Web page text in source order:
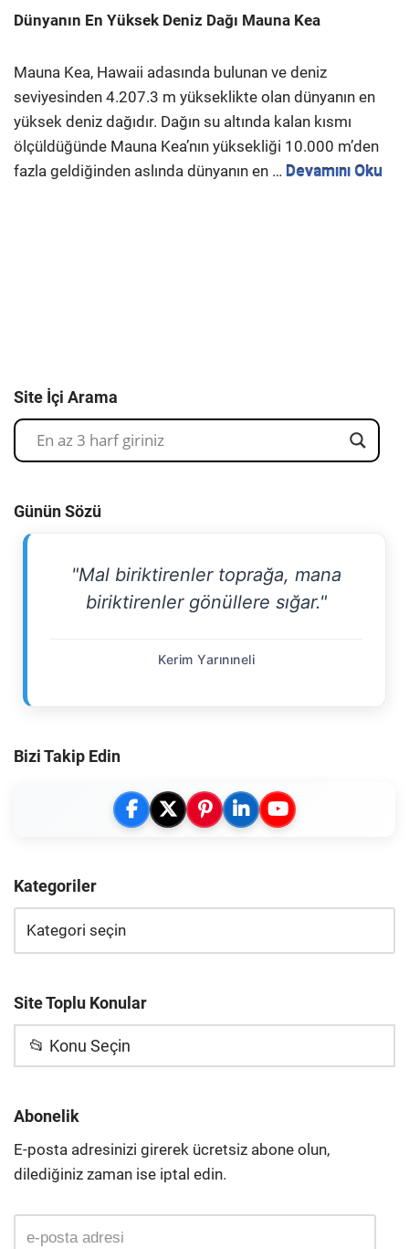
Dünyanın En Yüksek Deniz Dağı Mauna Kea
Mauna Kea, Hawaii adasında bulunan ve deniz
seviyesinden 4.207.3 m yükseklikte olan dünyanın en
yüksek deniz dağıdır. Dağın su altında kalan kısmı
ölçüldüğünde Mauna Kea’nın yüksekliği 10.000 m’den
fazla geldiğinden aslında dünyanın en … Devamını Oku
Site İçi Arama
Günün Sözü
"Mal biriktirenler toprağa, mana
biriktirenler gönüllere sığar."
Kerim Yarınıneli
Bizi Takip Edin
Kategoriler
Site Toplu Konular
📂 Konu Seçin
Abonelik
E-posta adresinizi girerek ücretsiz abone olun,
dilediğiniz zaman ise iptal edin.